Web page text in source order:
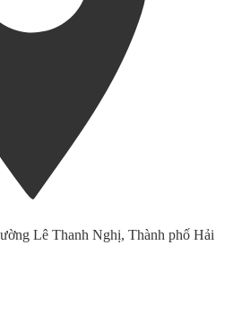
Lê Thanh Nghị, Thành phố Hải